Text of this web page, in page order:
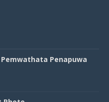
Pemwathata Penapuwa